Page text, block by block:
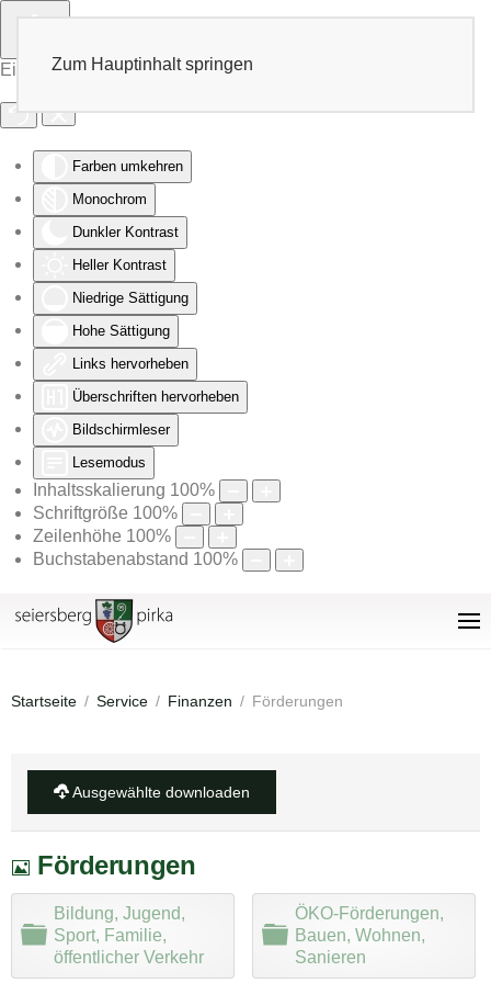
Eingabehilfen öffnen
Farben umkehren
Monochrom
Dunkler Kontrast
Heller Kontrast
Niedrige Sättigung
Hohe Sättigung
Links hervorheben
Überschriften hervorheben
Bildschirmleser
Lesemodus
Inhaltsskalierung 100%
Schriftgröße 100%
Zeilenhöhe 100%
Buchstabenabstand 100%
Zum Hauptinhalt springen
Startseite Service Finanzen Förderungen
Ausgewählte downloaden
Bild
Förderungen
O
d
Bildung, Jugend,
Sport, Familie,
öffentlicher Verkehr
O
d
ÖKO-Förderungen,
Bauen, Wohnen,
Sanieren